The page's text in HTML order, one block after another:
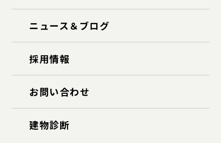
ニュース＆ブログ
採用情報
お問い合わせ
建物診断